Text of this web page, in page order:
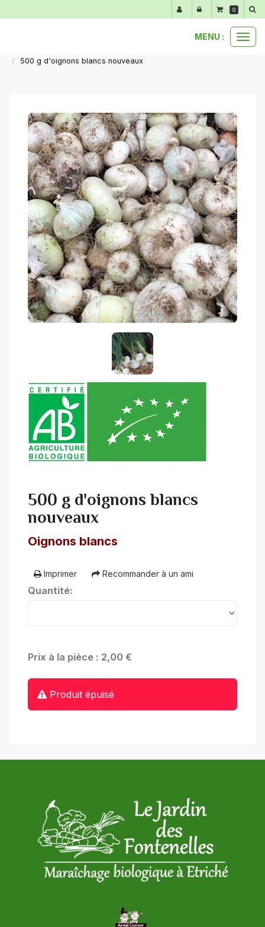
MENU :
500 g d'oignons blancs nouveaux
500 g d'oignons blancs
nouveaux
Oignons blancs
Imprimer Recommander à un ami
Quantité:
Prix à la pièce : 2,00 €
Produit épuisé
0